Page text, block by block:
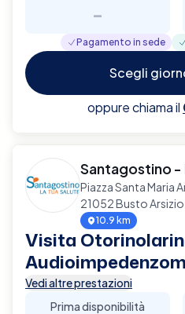
-
Pagamento in sede
Scegli
oppure chiama il
Santagostino -
Piazza Santa Maria
21052 Busto Arsizio
10.9 km
Visita
Vedi altre prestazioni
Prima disponibilità